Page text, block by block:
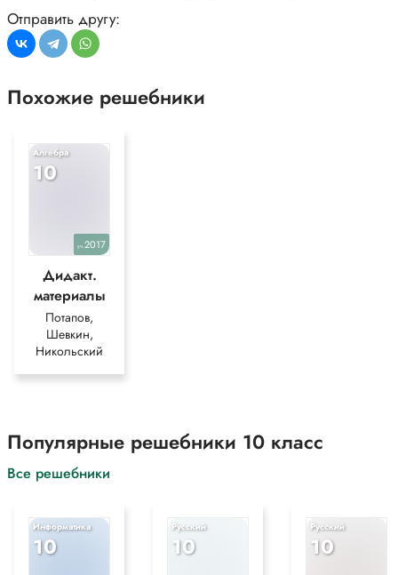
Отправить другу:
Похожие решебники
Алгебра
10
уч.2017
Дидакт.
материалы
Потапов,
Шевкин,
Никольский
Популярные решебники 10 класс
Все решебники
Информатика
10
Русский
10
Русский
10